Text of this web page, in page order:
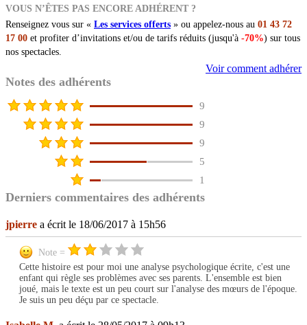
VOUS N’ÊTES PAS ENCORE ADHÉRENT ?
Renseignez vous sur « Les services offerts » ou appelez-nous au 01 43 72
17 00 et profiter d’invitations et/ou de tarifs réduits (jusqu'à -70%) sur tous
nos spectacles.
Voir comment adhérer
Notes des adhérents
9
9
9
5
1
Derniers commentaires des adhérents
jpierre a écrit le 18/06/2017 à 15h56
Note =
Cette histoire est pour moi une analyse psychologique écrite, c'est une
enfant qui règle ses problèmes avec ses parents. L'ensemble est bien
joué, mais le texte est un peu court sur l'analyse des mœurs de l'époque.
Je suis un peu déçu par ce spectacle.